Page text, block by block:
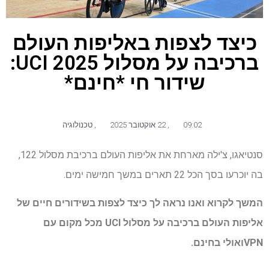
כיצד לצפות באליפות העולם
ברכיבה על מסלול UCI 2025:
שידור חי *חינם*
09:02 טכנולוגיה
סנטיאגו, צ'ילה מארחת את אליפות העולם ברכיבת מסלול 122,
בה יוכרעו בסך הכל 22 תארים במשך חמישה ימים.
המשך לקרוא ואנו נראה לך כיצד לצפות בשידורים חיים של
אליפות העולם ברכיבה על מסלול UCI
מכל מקום עם
VPNואולי בחינם.